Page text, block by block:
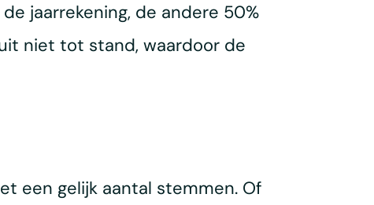
jaarrekening, de andere 50%
niet tot stand, waardoor de
een gelijk aantal stemmen. Of